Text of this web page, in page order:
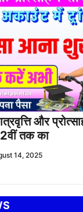
और
तक का
14, 2025